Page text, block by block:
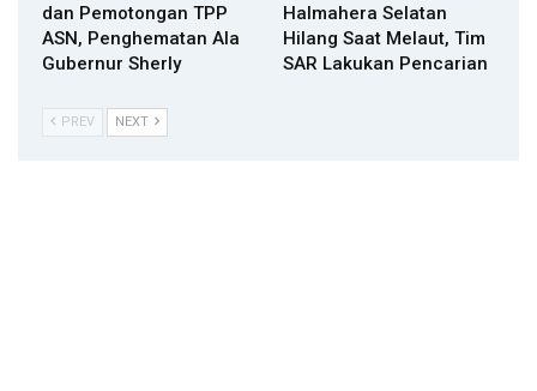
dan Pemotongan TPP
ASN, Penghematan Ala
Gubernur Sherly
Halmahera Selatan
Hilang Saat Melaut, Tim
SAR Lakukan Pencarian
PREV NEXT